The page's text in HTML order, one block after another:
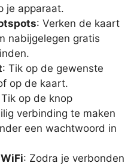
je apparaat.
: Verken de kaart
nabijgelegen gratis
: Tik op de gewenste
op de kaart.
op de knop
verbinding te maken
een wachtwoord in
: Zodra je verbonden